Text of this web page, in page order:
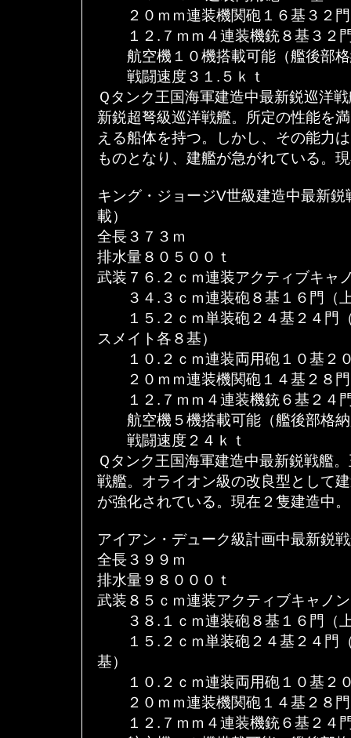
２０ｍｍ連装機関砲１６基３２門
１２.７ｍｍ４連装機銃８基３２
航空機１０機搭載可能（艦後部
戦闘速度３１.５ｋｔ
Ｑタンク王国海軍建造中最新鋭巡洋
新鋭超弩級巡洋戦艦。所定の性能を
える船体を持つ。しかし、その能力
ものとなり、建艦が急がれている。
キング・ジョージV世級建造中最新
載）
全長３７３ｍ
排水量８０５００ｔ
武装７６.２ｃｍ連装アクティブキャ
３４.３ｃｍ連装砲８基１６門（
１５.２ｃｍ単装砲２４基２４門
スメイト各８基）
１０.２ｃｍ連装両用砲１０基２
２０ｍｍ連装機関砲１４基２８門
１２.７ｍｍ４連装機銃６基２４
航空機５機搭載可能（艦後部格
戦闘速度２４ｋｔ
Ｑタンク王国海軍建造中最新鋭戦艦
戦艦。オライオン級の改良型として
が強化されている。現在２隻建造中
アイアン・デューク級計画中最新鋭
全長３９９ｍ
排水量９８０００ｔ
武装８５ｃｍ連装アクティブキャノ
３８.１ｃｍ連装砲８基１６門（
１５.２ｃｍ単装砲２４基２４門
基）
１０.２ｃｍ連装両用砲１０基２
２０ｍｍ連装機関砲１４基２８門
１２.７ｍｍ４連装機銃６基２４